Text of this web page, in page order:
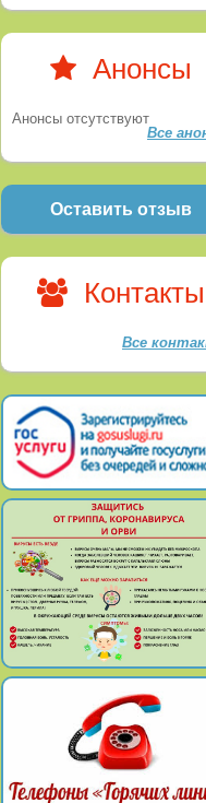
Анонсы
Анонсы отсутствуют
Все
Оставить отзыв
Контакты
Все